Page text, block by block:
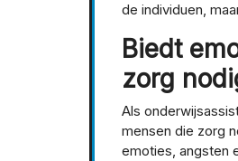
de individuen,
Biedt
zorg
Als
mensen die zorg
emoties, angsten